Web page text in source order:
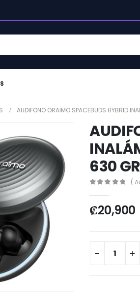
AUDIFONO ORAIMO SPACEBUDS HYBRID
630
(
₡20,900